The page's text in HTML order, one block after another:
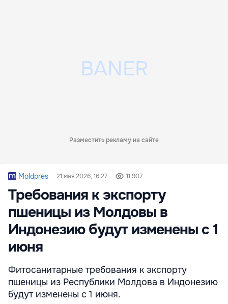
Разместить рекламу на сайте
Moldpres 21 мая 2026, 16:27 11 907
Требования к экспорту
пшеницы из Молдовы в
Индонезию будут изменены с 1
июня
Фитосанитарные требования к экспорту
пшеницы из Республики Молдова в Индонезию
будут изменены с 1 июня.